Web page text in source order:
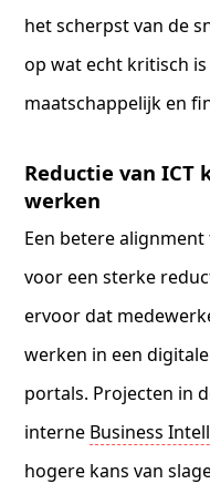
het scherpst van de
op wat echt kritisch
maatschappelijk en
Reductie van ICT
werken
Een betere
voor een sterke
ervoor dat
werken in een
portals. Projecten in
interne Business
hogere kans van